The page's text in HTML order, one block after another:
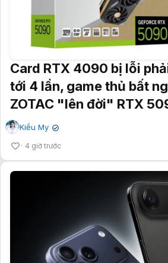
Card RTX 4090 bị lỗi
tới 4 lần, game thủ bất
ZOTAC "lên đời" RTX
Kiều My ✔
4 giờ trước